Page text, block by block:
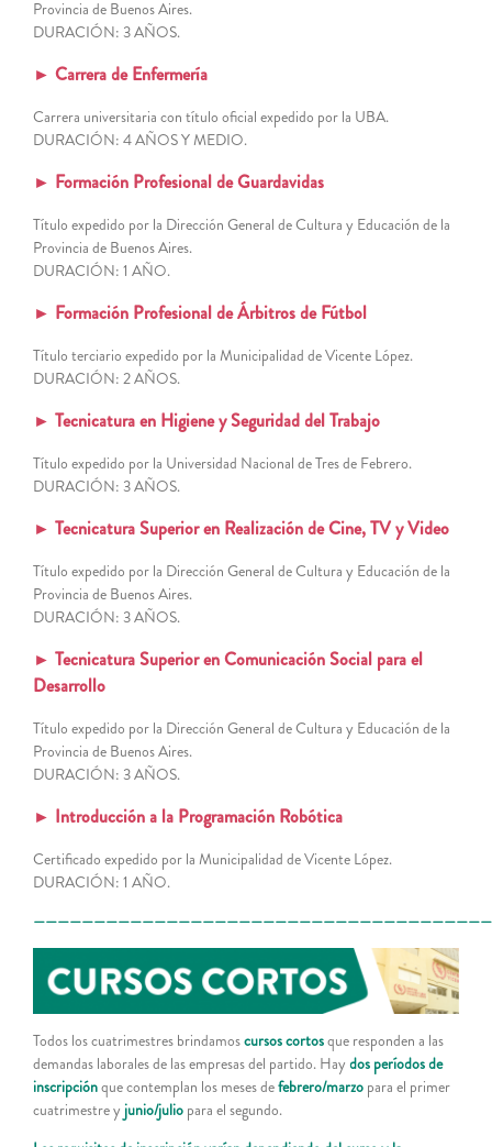
Provincia de Buenos Aires.
DURACIÓN: 3 AÑOS.
► Carrera de Enfermería
Carrera universitaria con título oficial expedido por la UBA.
DURACIÓN: 4 AÑOS Y MEDIO.
► Formación Profesional de Guardavidas
Título expedido por la Dirección General de Cultura y Educación de la
Provincia de Buenos Aires.
DURACIÓN: 1 AÑO.
► Formación Profesional de Árbitros de Fútbol
Título terciario expedido por la Municipalidad de Vicente López.
DURACIÓN: 2 AÑOS.
► Tecnicatura en Higiene y Seguridad del Trabajo
Título expedido por la Universidad Nacional de Tres de Febrero.
DURACIÓN: 3 AÑOS.
► Tecnicatura Superior en Realización de Cine, TV y Video
Título expedido por la Dirección General de Cultura y Educación de la
Provincia de Buenos Aires.
DURACIÓN: 3 AÑOS.
► Tecnicatura Superior en Comunicación Social para el
Desarrollo
Título expedido por la Dirección General de Cultura y Educación de la
Provincia de Buenos Aires.
DURACIÓN: 3 AÑOS.
► Introducción a la Programación Robótica
Certificado expedido por la Municipalidad de Vicente López.
DURACIÓN: 1 AÑO.
Todos los cuatrimestres brindamoscursos cortosque responden a las
demandas laborales de las empresas del partido. Hay dos períodos de
inscripciónque contemplan los meses defebrero/marzo para el primer
cuatrimestre y junio/julio para el segundo.